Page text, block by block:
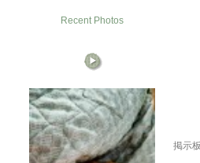
Recent Photos
掲示板